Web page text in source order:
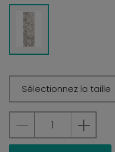
Sélectionnez la taille